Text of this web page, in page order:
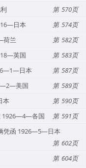
570
日本
574
荷兰
582
英国
583
日本
587
美国
589
本
590
1926—4—各国
591
凭函 1926—5—日本
602
604